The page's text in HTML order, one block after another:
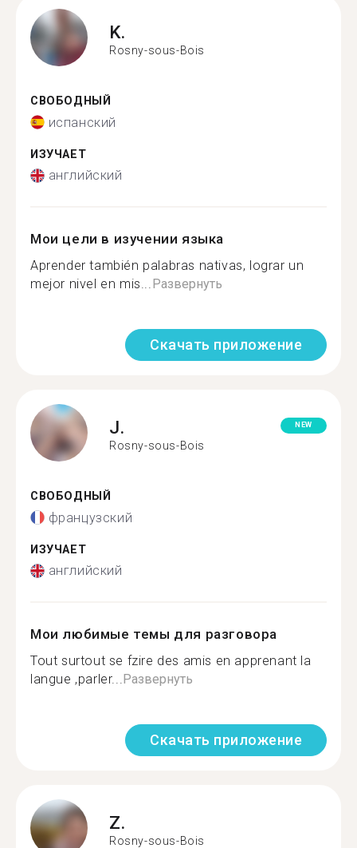
K.
Rosny-sous-Bois
СВОБОДНЫЙ
испанский
ИЗУЧАЕТ
английский
Мои цели в изучении языка
Aprender también palabras nativas, lograr un
mejor nivel en mis...Развернуть
Скачать приложение
J.
Rosny-sous-Bois
NEW
СВОБОДНЫЙ
французский
ИЗУЧАЕТ
английский
Мои любимые темы для разговора
Tout surtout se fzire des amis en apprenant la
langue ,parler...Развернуть
Скачать приложение
Z.
Rosny-sous-Bois